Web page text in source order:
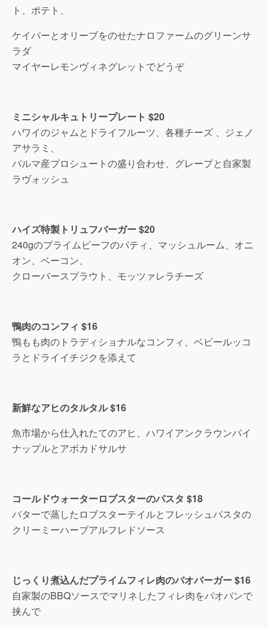
ト、ポテト、
ケイパーとオリーブをのせたナロファームのグリーンサ
ラダ
マイヤーレモンヴィネグレットでどうぞ
ミニシャルキュトリープレート $20
ハワイのジャムとドライフルーツ、各種チーズ 、ジェノ
アサラミ、
パルマ産プロシュートの盛り合わせ、グレープと自家製
ラヴォッシュ
ハイズ特製トリュフバーガー$20
240gのプライムビーフのパティ、マッシュルーム、オニ
オン、ベーコン、
クローバースプラウト、モッツァレラチーズ
鴨肉のコンフィ $16
鴨もも肉のトラディショナルなコンフィ、ベビールッコ
ラとドライイチジクを添えて
新鮮なアヒのタルタル$16
魚市場から仕入れたてのアヒ、ハワイアンクラウンパイ
ナップルとアボカドサルサ
コールドウォーターロブスターのパスタ $18
バターで蒸したロブスターテイルとフレッシュパスタの
クリーミーハーブアルフレドソース
じっくり煮込んだプライムフィレ肉のバオバーガー$16
自家製のBBQソースでマリネしたフィレ肉をバオバンで
挟んで